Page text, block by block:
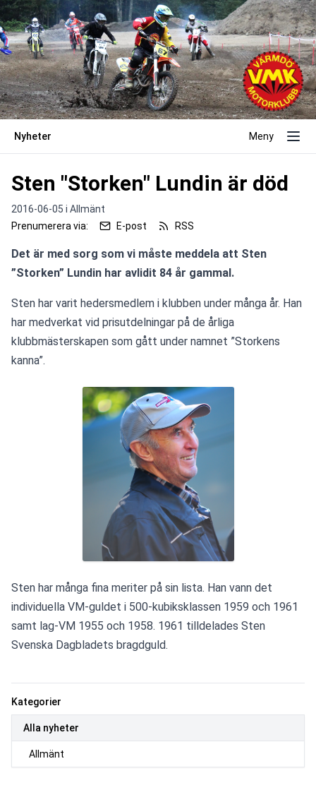
Nyheter Meny
Kategorier
Alla nyheter
Allmänt
Sten "Storken" Lundin är död
2016-06-05 i Allmänt
Prenumerera via:
E-post RSS
Det är med sorg som vi måste meddela att Sten
”Storken” Lundin har avlidit 84 år gammal.
Sten har varit hedersmedlem i klubben under många år. Han
har medverkat vid prisutdelningar på de årliga
klubbmästerskapen som gått under namnet ”Storkens
kanna”.
Sten har många fina meriter på sin lista. Han vann det
individuella VM-guldet i 500-kubiksklassen 1959 och 1961
samt lag-VM 1955 och 1958. 1961 tilldelades Sten
Svenska Dagbladets bragdguld.